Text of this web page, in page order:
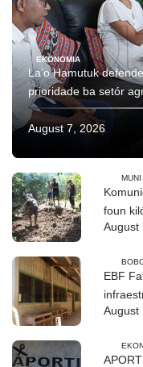
EKONOMIA
La’o Hamutuk
prioridade ba setór
August 7, 2026
foun
August
EBF
August